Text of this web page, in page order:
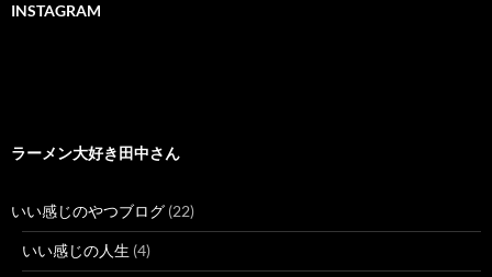
INSTAGRAM
ラーメン大好き田中さん
いい感じのやつブログ (22)
いい感じの人生 (4)